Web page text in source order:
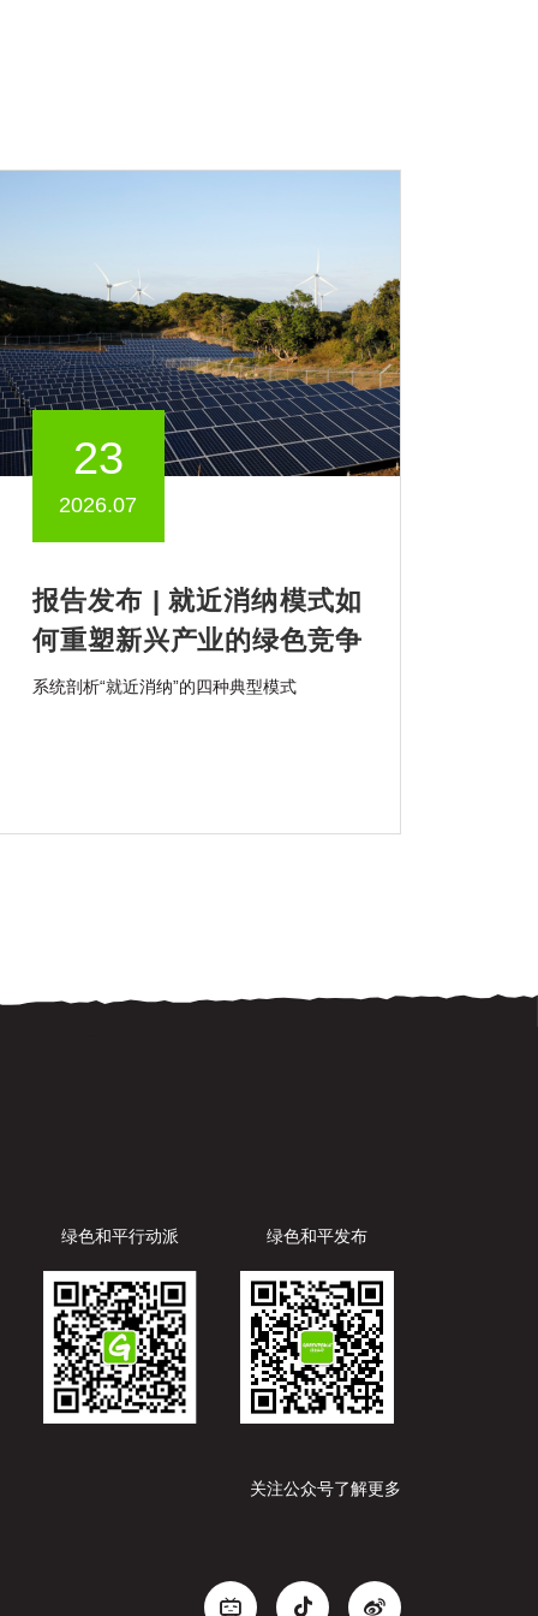
23
2026.07
报告发布 | 就近消纳模式如
何重塑新兴产业的绿色竞争
力？
系统剖析“就近消纳”的四种典型模式
绿色和平行动派 绿色和平发布
关注公众号了解更多